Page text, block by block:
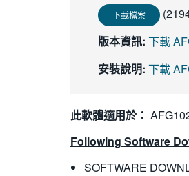
下載檔案
版本資訊: 下載
安裝說明: 下載
此軟體適用於：
Following Software
SOFTWARE